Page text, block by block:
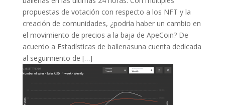
propuestas de votación con respecto a los NFT y la
creación de comunidades, ¿podría haber un cambio en
el movimiento de precios a la baja de ApeCoin? De
acuerdo a Estadísticas de ballenasuna cuenta dedicada
al seguimiento de […]